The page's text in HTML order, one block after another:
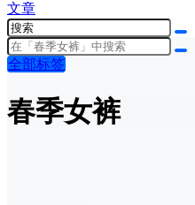
文章
全部标签
春季女裤